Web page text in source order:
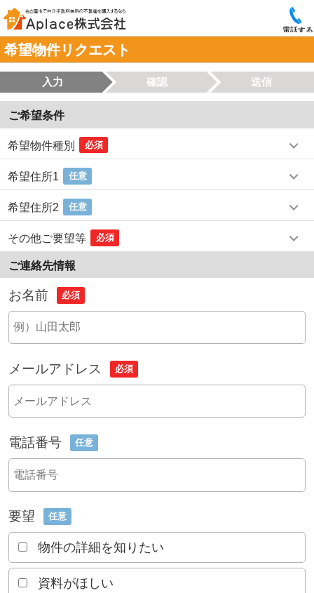
電話する
希望物件リクエスト
入力 確認 送信
ご希望条件
希望物件種別 必須
希望住所1 任意
希望住所2 任意
その他ご要望等 必須
ご連絡先情報
お名前 必須
メールアドレス 必須
電話番号 任意
要望 任意
物件の詳細を知りたい
資料がほしい